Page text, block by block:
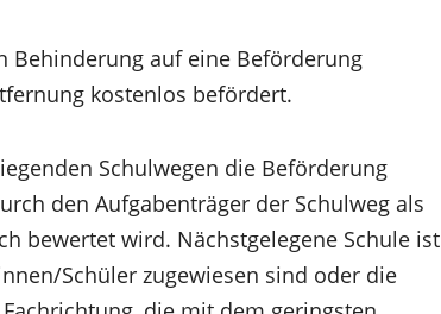
Behinderung auf eine Beförderung
kostenlos befördert.
Schulwegen die Beförderung
den Aufgabenträger der Schulweg als
bewertet wird. Nächstgelegene Schule ist
Schüler zugewiesen sind oder die